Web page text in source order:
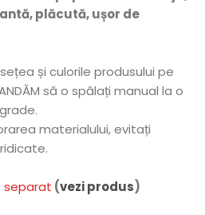
plăcută, ușor de
și culorile produsului pe
să o spălați manual la o
materialului, evitați
separat (vezi produs)